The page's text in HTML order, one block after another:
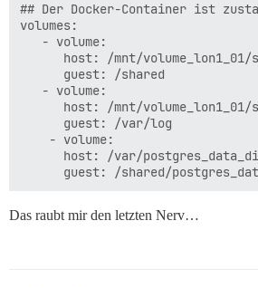
## Der Docker-Container ist
volumes:
   - volume:
host: /mnt/volume_lon1_01/
      guest: /shared
   - volume:
host: /mnt/
      guest: /var/log
    - volume:
host: /var/
Das raubt mir den letzten Nerv…